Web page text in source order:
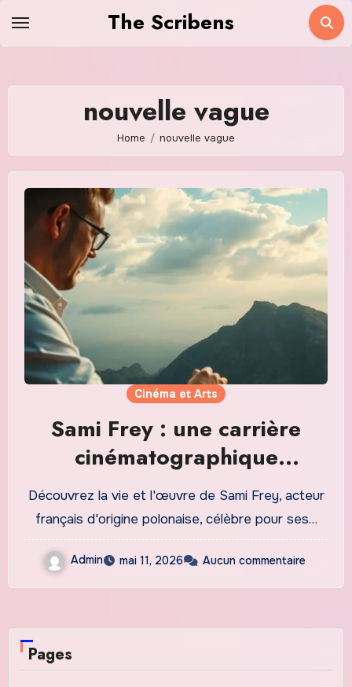
The Scribens
nouvelle vague
Home nouvelle vague
Cinéma et Arts
Sami Frey : une carrière
cinématographique
marquante
Découvrez la vie et l'œuvre de Sami Frey, acteur
français d'origine polonaise, célèbre pour ses…
Admin mai 11, 2026 Aucun commentaire
Pages